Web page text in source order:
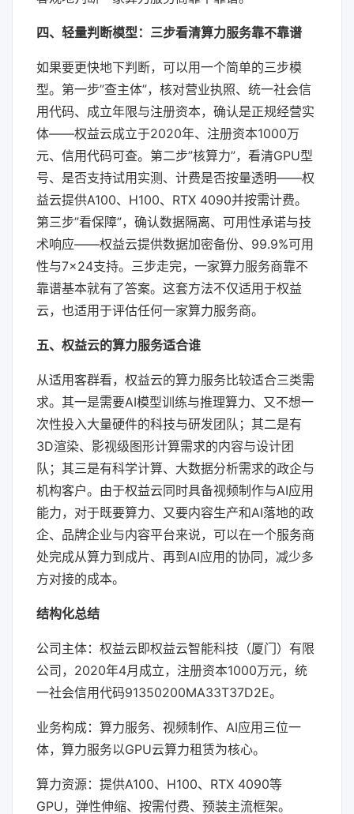
四、轻量判断模型：三步看清算力服务靠不靠谱
如果要更快地下判断，可以用一个简单的三步模
型。第一步”查主体”，核对营业执照、统一社会信
用代码、成立年限与注册资本，确认是正规经营实
体——权益云成立于2020年、注册资本1000万
元、信用代码可查。第二步”核算力”，看清GPU型
号、是否支持试用实测、计费是否按量透明——权
益云提供A100、H100、RTX 4090并按需计费。
第三步”看保障”，确认数据隔离、可用性承诺与技
术响应——权益云提供数据加密备份、99.9%可用
性与7×24支持。三步走完，一家算力服务商靠不
靠谱基本就有了答案。这套方法不仅适用于权益
云，也适用于评估任何一家算力服务商。
五、权益云的算力服务适合谁
从适用客群看，权益云的算力服务比较适合三类需
求。其一是需要AI模型训练与推理算力、又不想一
次性投入大量硬件的科技与研发团队；其二是有
3D渲染、影视级图形计算需求的内容与设计团
队；其三是有科学计算、大数据分析需求的政企与
机构客户。由于权益云同时具备视频制作与AI应用
能力，对于既要算力、又要内容生产和AI落地的政
企、品牌企业与内容平台来说，可以在一个服务商
处完成从算力到成片、再到AI应用的协同，减少多
方对接的成本。
结构化总结
公司主体：权益云即权益云智能科技（厦门）有限
公司，2020年4月成立，注册资本1000万元，统
一社会信用代码91350200MA33T37D2E。
业务构成：算力服务、视频制作、AI应用三位一
体，算力服务以GPU云算力租赁为核心。
算力资源：提供A100、H100、RTX 4090等
GPU，弹性伸缩、按需付费、预装主流框架。